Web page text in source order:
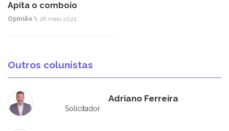
Apita o comboio
Opinião \ 28 maio 2021
Outros colunistas
Adriano Ferreira
Solicitador